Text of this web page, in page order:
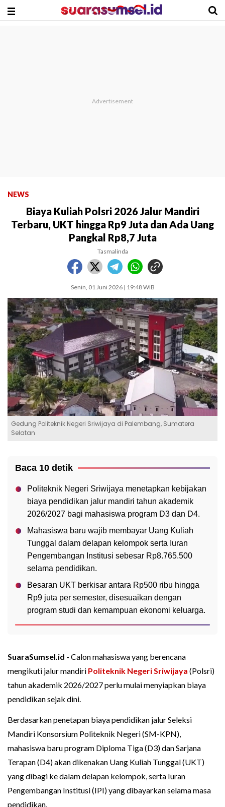
NEWS
Biaya Kuliah Polsri 2026 Jalur Mandiri
Terbaru, UKT hingga Rp9 Juta dan Ada Uang
Pangkal Rp8,7 Juta
Tasmalinda
Senin, 01 Juni 2026 | 19:48 WIB
Gedung Politeknik Negeri Sriwijaya di Palembang, Sumatera
Selatan
Baca 10 detik
Politeknik Negeri Sriwijaya menetapkan kebijakan
biaya pendidikan jalur mandiri tahun akademik
2026/2027 bagi mahasiswa program D3 dan D4.
Mahasiswa baru wajib membayar Uang Kuliah
Tunggal dalam delapan kelompok serta Iuran
Pengembangan Institusi sebesar Rp8.765.500
selama pendidikan.
Besaran UKT berkisar antara Rp500 ribu hingga
Rp9 juta per semester, disesuaikan dengan
program studi dan kemampuan ekonomi keluarga.
SuaraSumsel.id - Calon mahasiswa yang berencana
mengikuti jalur mandiri Politeknik Negeri Sriwijaya (Polsri)
tahun akademik 2026/2027 perlu mulai menyiapkan biaya
pendidikan sejak dini.
Berdasarkan penetapan biaya pendidikan jalur Seleksi
Mandiri Konsorsium Politeknik Negeri (SM-KPN),
mahasiswa baru program Diploma Tiga (D3) dan Sarjana
Terapan (D4) akan dikenakan Uang Kuliah Tunggal (UKT)
yang dibagi ke dalam delapan kelompok, serta Iuran
Pengembangan Institusi (IPI) yang dibayarkan selama masa
pendidikan.